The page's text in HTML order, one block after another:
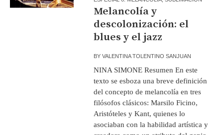
Melancolía y
descolonización: el
blues y el jazz
BYVALENTINA TOLENTINO SANJUAN
NINA SIMONE Resumen En este
texto se esboza una breve definición
del concepto de melancolía en tres
filósofos clásicos: Marsilo Ficino,
Aristóteles y Kant, quienes lo
asociaban con la habilidad artística y